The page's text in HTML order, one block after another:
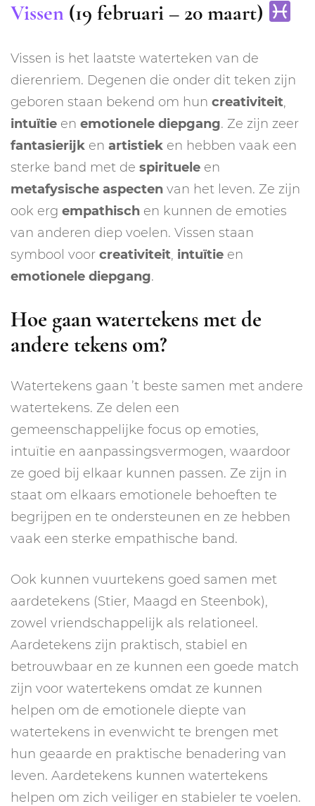
Vissen (19 februari – 20 maart)
Vissen is het laatste waterteken van de
dierenriem. Degenen die onder dit teken zijn
geboren staan bekend om hun creativiteit,
intuïtie en emotionele diepgang. Ze zijn zeer
fantasierijk en artistiek en hebben vaak een
sterke band met de spirituele en
metafysische aspecten van het leven. Ze zijn
ook erg empathisch en kunnen de emoties
van anderen diep voelen. Vissen staan
symbool voor creativiteit, intuïtie en
emotionele diepgang.
Hoe gaan watertekens met de
andere tekens om?
Watertekens gaan ’t beste samen met andere
watertekens. Ze delen een
gemeenschappelijke focus op emoties,
intuïtie en aanpassingsvermogen, waardoor
ze goed bij elkaar kunnen passen. Ze zijn in
staat om elkaars emotionele behoeften te
begrijpen en te ondersteunen en ze hebben
vaak een sterke empathische band.
Ook kunnen vuurtekens goed samen met
aardetekens (Stier, Maagd en Steenbok),
zowel vriendschappelijk als relationeel.
Aardetekens zijn praktisch, stabiel en
betrouwbaar en ze kunnen een goede match
zijn voor watertekens omdat ze kunnen
helpen om de emotionele diepte van
watertekens in evenwicht te brengen met
hun geaarde en praktische benadering van
leven. Aardetekens kunnen watertekens
helpen om zich veiliger en stabieler te voelen.